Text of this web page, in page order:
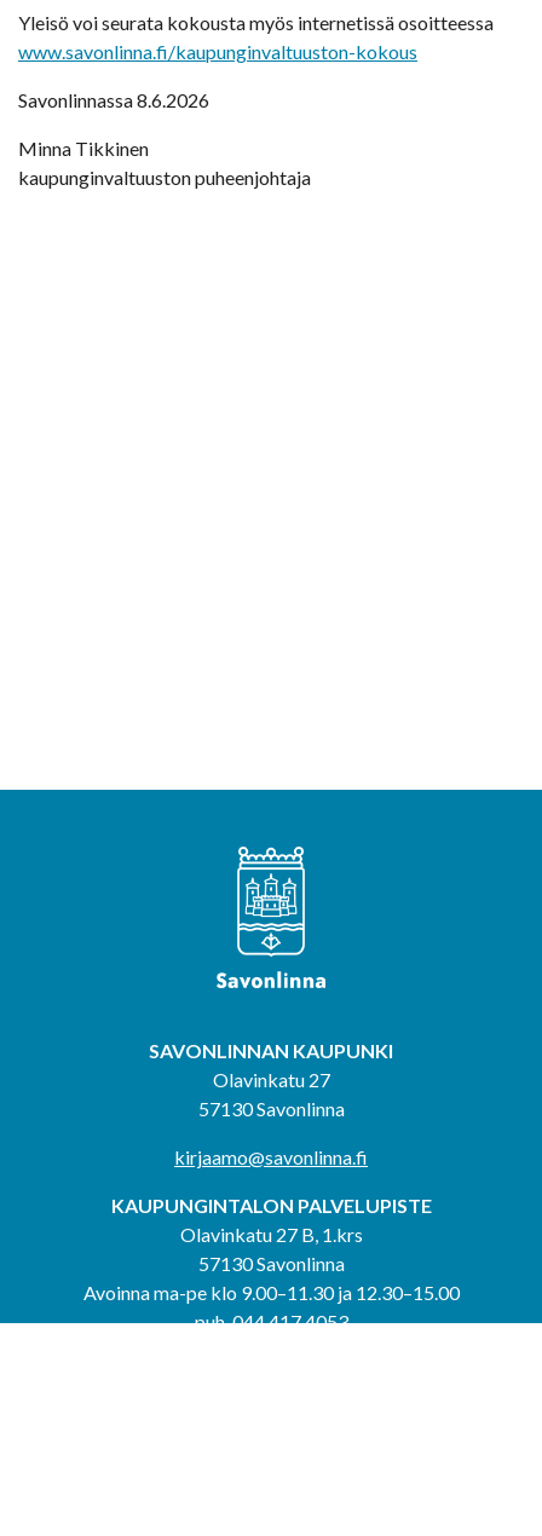
Yleisö voi seurata kokousta myös internetissä osoitteessa
www.savonlinna.fi/kaupunginvaltuuston-kokous
Savonlinnassa 8.6.2026
Minna Tikkinen
kaupunginvaltuuston puheenjohtaja
SAVONLINNAN KAUPUNKI
Olavinkatu 27
57130 Savonlinna
kirjaamo@savonlinna.fi
KAUPUNGINTALON PALVELUPISTE
Olavinkatu 27 B, 1.krs
57130 Savonlinna
Avoinna ma-pe klo 9.00–11.30 ja 12.30–15.00
puh. 044 417 4053